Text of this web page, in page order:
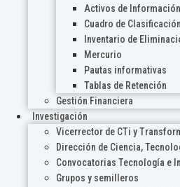
Activos de Información
Cuadro de Clasificación
Inventario de
Mercurio
Pautas informativas
Tablas de Retención
Gestión Financiera
Investigación
Vicerrector de CTi y
Dirección de Ciencia,
Convocatorias Tecnología e
Grupos y semilleros